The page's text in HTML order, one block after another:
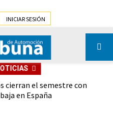
INICIAR SESIÓN
cierran el semestre con
en España